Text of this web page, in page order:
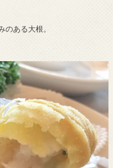
ある大根。